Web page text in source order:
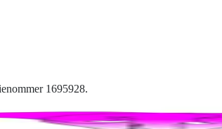
1695928.
vir Urban Elephant